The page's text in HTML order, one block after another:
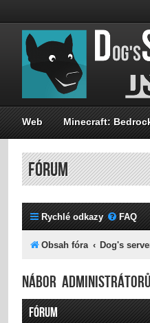
Web Minecraft:
FÓRUM
Rychlé odkazy FAQ
Obsah fóra Dog's
Nábor administrátorů
FÓRUM